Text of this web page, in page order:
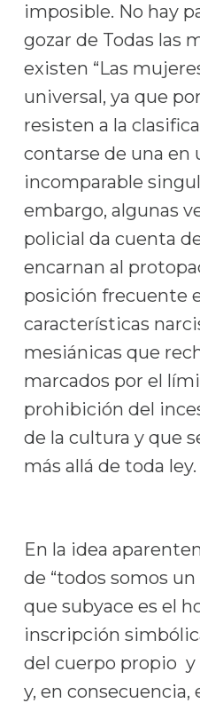
imposible. No hay
gozar de Todas las
existen “Las
universal, ya que
resisten a la
contarse de una en
incomparable
embargo, algunas
policial da cuenta
encarnan al
posición frecuente
características
mesiánicas que
marcados por el
prohibición del
de la cultura y que
más allá de toda ley.
En la idea
de “todos somos
que subyace es el
inscripción
del cuerpo propio
y, en consecuencia,